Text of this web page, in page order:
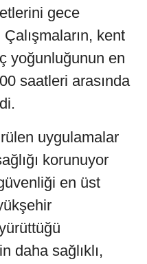
gece
kent
yoğunluğunun en
saatleri arasında
uygulamalar
korunuyor
en üst
daha sağlıklı,